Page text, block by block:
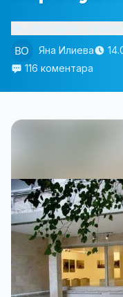
Яна Илиева
116 коментара